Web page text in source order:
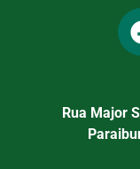
Rua Major